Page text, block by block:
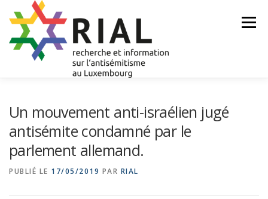
content
Menu
DOCUMENTS DE RÉFÉRENCE
Un mouvement anti-israélien jugé
antisémite condamné par le
parlement allemand.
PUBLIÉ LE 17/05/2019 PAR RIAL